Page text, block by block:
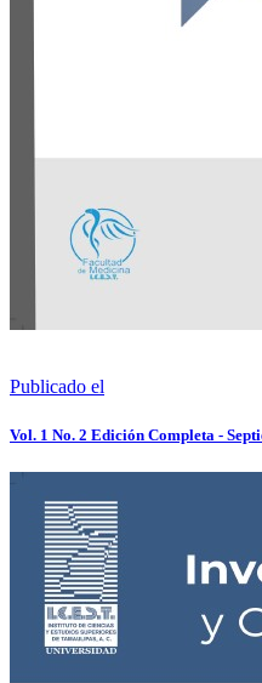
Publicado el
Vol. 1 No. 2 Edición Completa -